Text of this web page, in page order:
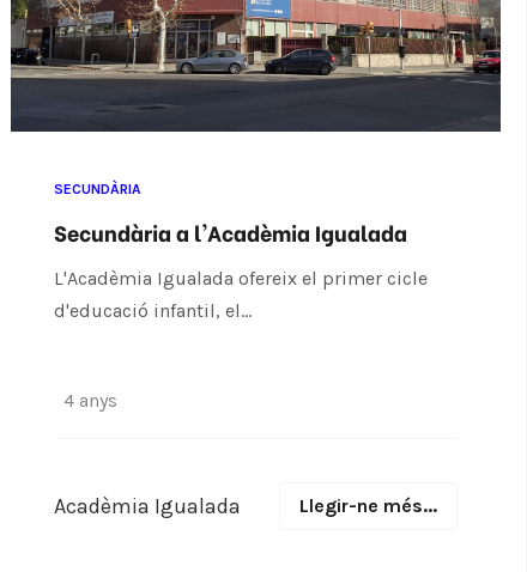
SECUNDÀRIA
Secundària a l'Acadèmia Igualada
L'Acadèmia Igualada ofereix el primer cicle
d'educació infantil, el...
4 anys
Acadèmia Igualada Llegir-ne més...